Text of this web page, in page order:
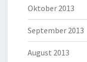
Oktober 2013
September 2013
August 2013